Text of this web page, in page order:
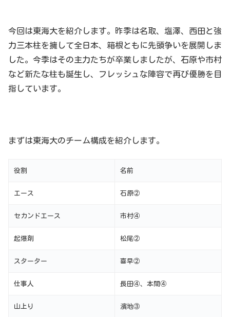
今回は東海大を紹介します。昨季は名取、塩澤、西田と強
力三本柱を擁して全日本、箱根ともに先頭争いを展開しま
した。今季はその主力たちが卒業しましたが、石原や市村
など新たな柱も誕生し、フレッシュな陣容で再び優勝を目
指しています。
まずは東海大のチーム構成を紹介します。
役割 名前
エース 石原②
セカンドエース 市村④
起爆剤 松尾②
スターター 喜早②
仕事人 長田④、本間④
山上り 濱地③